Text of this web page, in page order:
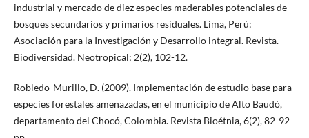
industrial y mercado de diez especies maderables potenciales de
bosques secundarios y primarios residuales. Lima, Perú:
Asociación para la Investigación y Desarrollo integral. Revista.
Biodiversidad. Neotropical; 2(2), 102-12.
Robledo-Murillo, D. (2009). Implementación de estudio base para
especies forestales amenazadas, en el municipio de Alto Baudó,
departamento del Chocó, Colombia. Revista Bioétnia, 6(2), 82-92